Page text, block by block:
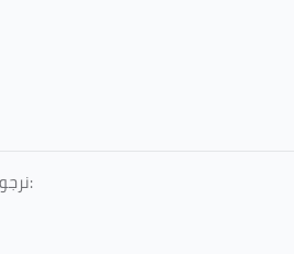
نرجو منكم قراءة شروط الاستخدام الخاصة بالخدمات المقدمة، والمعتمدة من جامعة الطائف، عبر الرابط التالي: